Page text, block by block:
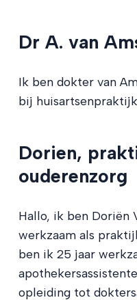
Dr A. van
Ik ben dokter van
bij
Dorien,
ouderenzorg
Hallo, ik ben Doriën
werkzaam als
ben ik 25 jaar
opleiding tot